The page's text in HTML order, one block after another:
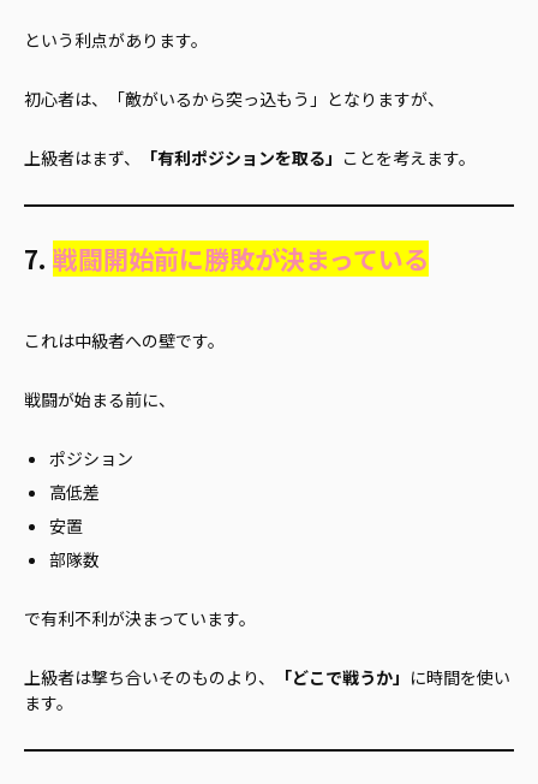
という利点があります。
初心者は、「敵がいるから突っ込もう」となりますが、
上級者はまず、 「有利ポジションを取る」 ことを考えます。
7. 戦闘開始前に勝敗が決まっている
これは中級者への壁です。
戦闘が始まる前に、
ポジション
高低差
安置
部隊数
で有利不利が決まっています。
上級者は撃ち合いそのものより、 「どこで戦うか」 に時間を使い
ます。